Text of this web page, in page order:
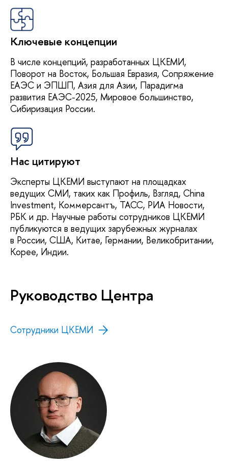
Ключевые концепции
В числе концепций, разработанных ЦКЕМИ,
Поворот на Восток, Большая Евразия, Сопряжение
ЕАЭС и ЭПШП, Азия для Азии, Парадигма
развития ЕАЭС-2025, Мировое большинство,
Сибиризация России.
Нас цитируют
Эксперты ЦКЕМИ выступают на площадках
ведущих СМИ, таких как Профиль, Взгляд, China
Investment, Коммерсантъ, ТАСС, РИА Новости,
РБК и др. Научные работы сотрудников ЦКЕМИ
публикуются в ведущих зарубежных журналах
в России, США, Китае, Германии, Великобритании,
Корее, Индии.
Руководство Центра
Сотрудники ЦКЕМИ